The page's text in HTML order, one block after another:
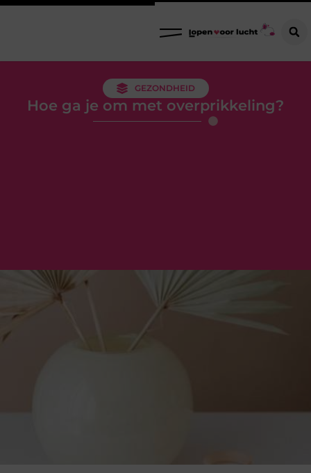
GEZONDHEID
Hoe ga je om met overprikkeling?